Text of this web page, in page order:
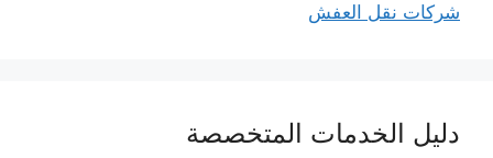
شركات نقل العفش
دليل الخدمات المتخصصة